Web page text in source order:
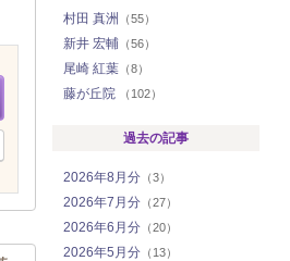
村田 真洲 （55）
新井 宏輔 （56）
尾崎 紅葉 （8）
藤が丘院 （102）
過去の記事
2026年8月分 （3）
2026年7月分 （27）
2026年6月分 （20）
2026年5月分 （13）